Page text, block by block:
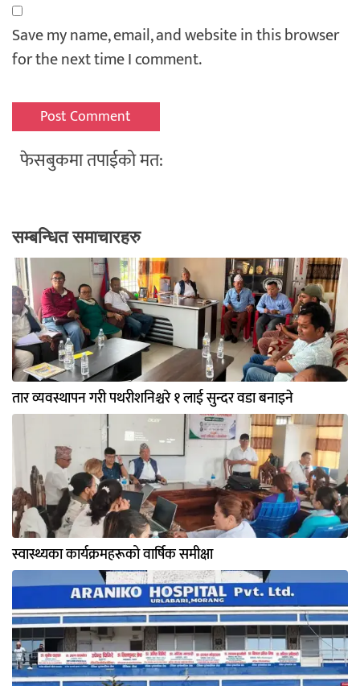
Save my name, email, and website in this browser
for the next time I comment.
फेसबुकमा तपाईको मत:
सम्बन्धित समाचारहरु
तार व्यवस्थापन गरी पथरीशनिश्चरे १ लाई सुन्दर वडा बनाइने
स्वास्थ्यका कार्यक्रमहरूको वार्षिक समीक्षा